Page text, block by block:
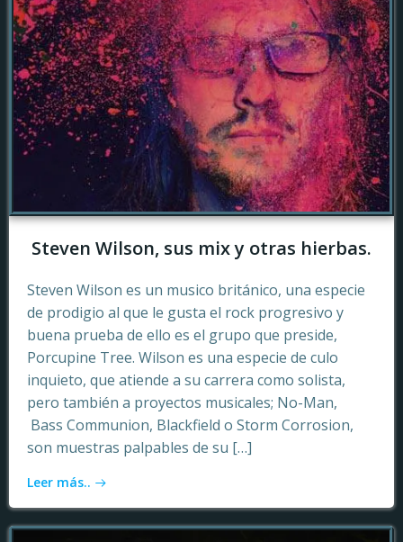
Steven Wilson, sus mix y otras hierbas.
Steven Wilson es un musico británico, una especie
de prodigio al que le gusta el rock progresivo y
buena prueba de ello es el grupo que preside,
Porcupine Tree. Wilson es una especie de culo
inquieto, que atiende a su carrera como solista,
pero también a proyectos musicales; No-Man,
Bass Communion, Blackfield o Storm Corrosion,
son muestras palpables de su […]
Leer más..